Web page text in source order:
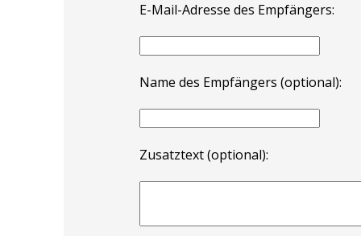
E-Mail-Adresse des Empfängers:
Name des Empfängers (optional):
Zusatztext (optional):